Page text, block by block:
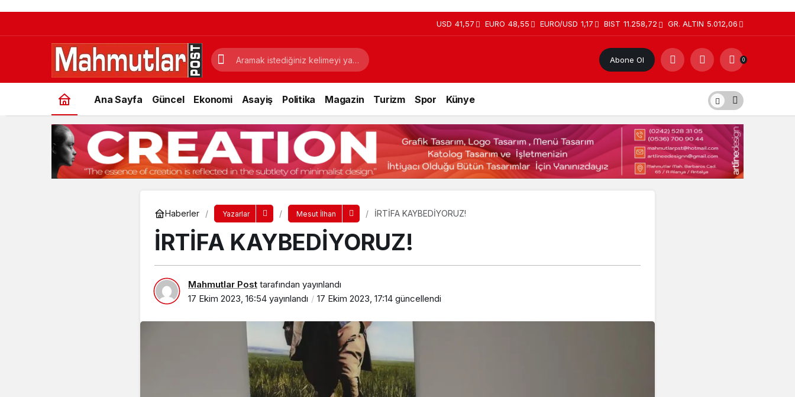
USD 41,57 EURO 48,55 EURO/USD 1,17 BIST 11.258,72 GR. ALTIN 5.012,06
Abone Ol 0
Ana Sayfa Güncel Ekonomi Asayiş Politika Magazin Turizm Spor Künye
Haberler Yazarlar Mesut İlhan İRTİFA KAYBEDİYORUZ!
İRTİFA KAYBEDİYORUZ!
Mahmutlar Post tarafından yayınlandı
17 Ekim 2023, 16:54 yayınlandı 17 Ekim 2023, 17:14 güncellendi